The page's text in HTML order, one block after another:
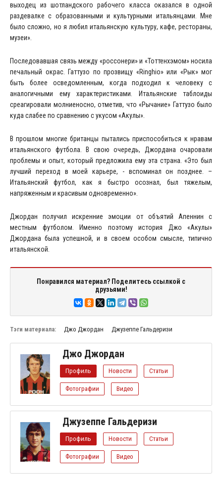
выходец из шотландского рабочего класса оказался в одной
раздевалке с образованными и культурными итальянцами. Мне
было сложно, но я любил итальянскую культуру, кафе, рестораны,
музеи».
Последовавшая связь между «россонери» и «Тоттенхэмом» носила
печальный окрас. Гаттузо по прозвищу «Ringhio» или «Рык» мог
быть более осведомленным, когда подходил к человеку с
аналогичными ему характеристиками. Итальянские таблоиды
среагировали молниеносно, отметив, что «Рычание» Гаттузо было
куда слабее по сравнению с укусом «Акулы».
В прошлом многие британцы пытались приспособиться к нравам
итальянского футбола. В свою очередь, Джордана очаровали
проблемы и опыт, который предложила ему эта страна. «Это был
лучший переход в моей карьере, - вспоминал он позднее. –
Итальянский футбол, как я быстро осознал, был тяжелым,
напряженным и красивым одновременно».
Джордан получил искренние эмоции от объятий Апеннин с
местным футболом. Именно поэтому история Джо «Акулы»
Джордана была успешной, и в своем особом смысле, типично
итальянской.
Понравился материал? Поделитесь ссылкой с
друзьями!
Тэги материала: Джо Джордан Джузеппе Гальдеризи
Джо Джордан
Профиль Новости Статьи
Фотографии Видео
Джузеппе Гальдеризи
Профиль Новости Статьи
Фотографии Видео